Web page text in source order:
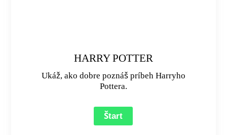
HARRY POTTER
Ukáž, ako dobre poznáš príbeh Harryho
Pottera.